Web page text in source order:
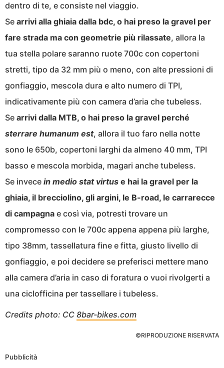
dentro di te, e consiste nel viaggio.
Se arrivi alla ghiaia dalla bdc, o hai preso la gravel per
fare strada ma con geometrie più rilassate, allora la
tua stella polare saranno ruote 700c con copertoni
stretti, tipo da 32 mm più o meno, con alte pressioni di
gonfiaggio, mescola dura e alto numero di TPI,
indicativamente più con camera d’aria che tubeless.
Se arrivi dalla MTB, o hai preso la gravel perché
sterrare humanum est, allora il tuo faro nella notte
sono le 650b, copertoni larghi da almeno 40 mm, TPI
basso e mescola morbida, magari anche tubeless.
Se invece in medio stat virtus e hai la gravel per la
ghiaia, il brecciolino, gli argini, le B-road, le carrarecce
di campagna e così via, potresti trovare un
compromesso con le 700c appena appena più larghe,
tipo 38mm, tassellatura fine e fitta, giusto livello di
gonfiaggio, e poi decidere se preferisci mettere mano
alla camera d’aria in caso di foratura o vuoi rivolgerti a
una ciclofficina per tassellare i tubeless.
Credits photo: CC 8bar-bikes.com
©RIPRODUZIONE RISERVATA
Pubblicità